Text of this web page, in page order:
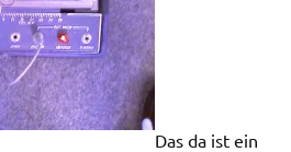
Das da ist ein